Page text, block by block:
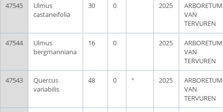
47545
Ulmus
castaneifolia
30 0 2025
ARBORETUM
VAN
TERVUREN
47544
Ulmus
bergmanniana
16 0 2025
ARBORETUM
VAN
TERVUREN
47543
Quercus
variabilis
48 0 ° 2025
ARBORETUM
VAN
TERVUREN